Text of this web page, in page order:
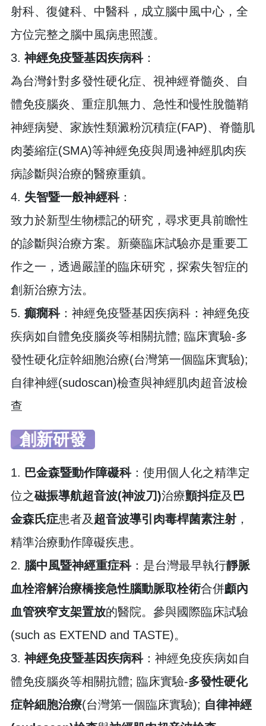
射科、復健科、中醫科，成立腦中風中心，全
方位完整之腦中風病患照護。
3.神經免疫暨基因疾病科：
為台灣針對多發性硬化症、視神經脊髓炎、自
體免疫腦炎、重症肌無力、急性和慢性脫髓鞘
神經病變、家族性類澱粉沉積症(FAP)、脊髓肌
肉萎縮症(SMA)等神經免疫與周邊神經肌肉疾
病診斷與治療的醫療重鎮。
4. 失智暨一般神經科：
致力於新型生物標記的研究，尋求更具前瞻性
的診斷與治療方案。新藥臨床試驗亦是重要工
作之一，透過嚴謹的臨床研究，探索失智症的
創新治療方法。
5. 癲癇科：神經免疫暨基因疾病科：神經免疫
疾病如自體免疫腦炎等相關抗體; 臨床實驗-多
發性硬化症幹細胞治療(台灣第一個臨床實驗);
自律神經(sudoscan)檢查與神經肌肉超音波檢
查
創新研發
1. 巴金森暨動作障礙科：使用個人化之精準定
位之磁振導航超音波(神波刀)治療顫抖症及 巴
金森氏症患者及 超音波導引肉毒桿菌素注射 ，
精準治療動作障礙疾患。
2. 腦中風暨神經重症科：是台灣最早執行靜脈
血栓溶解治療橋接急性腦動脈取栓術合併顱內
血管狹窄支架置放的醫院。參與國際臨床試驗
(such as EXTEND and TASTE)。
3.神經免疫暨基因疾病科：神經免疫疾病如自
體免疫腦炎等相關抗體; 臨床實驗-多發性硬化
症幹細胞治療(台灣第一個臨床實驗); 自律神經